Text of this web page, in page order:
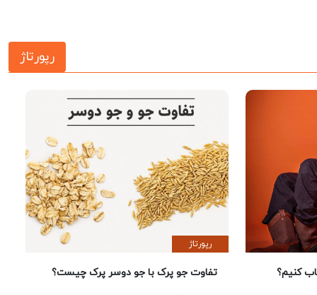
رپورتاژ
کنیم؟
رپورتاژ
تفاوت جو پرک با جو دوسر پرک چیست؟